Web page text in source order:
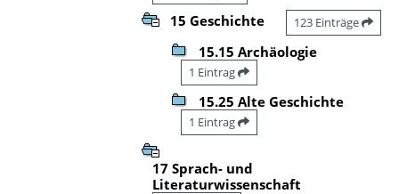
15 Geschichte 123 Einträge
15.15 Archäologie
1 Eintrag
15.25 Alte Geschichte
1 Eintrag
17 Sprach- und
Literaturwissenschaft